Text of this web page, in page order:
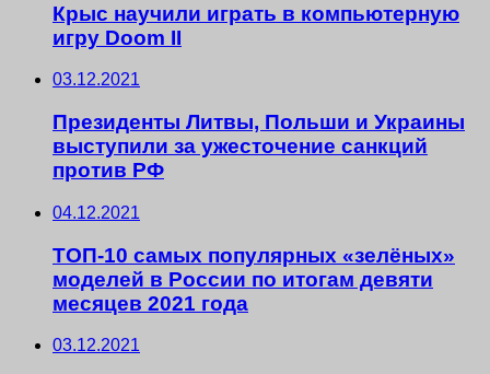
Крыс научили играть в компьютерную
игру Doom II
03.12.2021
Президенты Литвы, Польши и Украины
выступили за ужесточение санкций
против РФ
04.12.2021
ТОП-10 самых популярных «зелёных»
моделей в России по итогам девяти
месяцев 2021 года
03.12.2021